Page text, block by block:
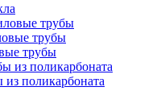
трубы
трубы
трубы
из поликарбоната
поликарбоната